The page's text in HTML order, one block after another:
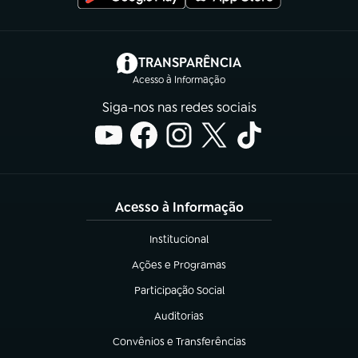
TRANSPARÊNCIA
Acesso à Informação
(abre em nova aba)
Siga-nos nas redes sociais
Acesso à Informação
Institucional
(abre em nova aba)
Ações e Programas
(abre em nova aba)
Participação Social
(abre em nova aba)
Auditorias
(abre em nova aba)
Convênios e Transferências
(abre em nova aba)